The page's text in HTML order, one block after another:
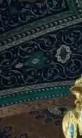
رسانه اسرائیلی: سوریه برای اقدام علیه حزب‌الله در